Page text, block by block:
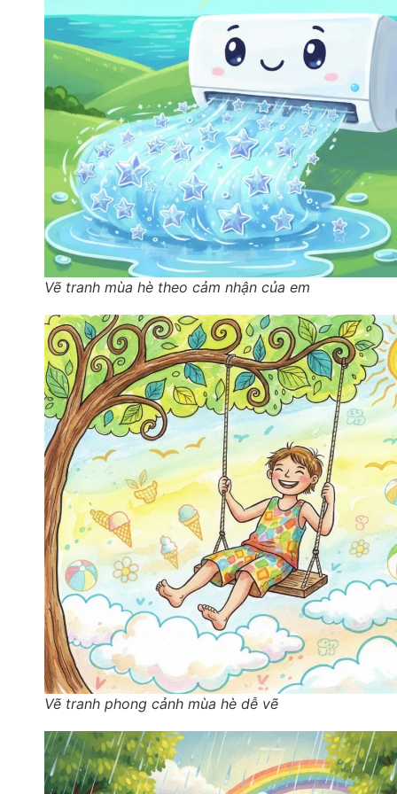
Vẽ tranh mùa hè theo cảm nhận của em
Vẽ tranh phong cảnh mùa hè dễ vẽ